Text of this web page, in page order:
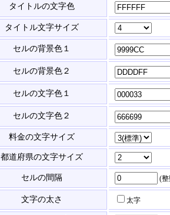
タイトルの文字色
タイトル文字サイズ
セルの背景色１
セルの背景色２
セルの文字色１
セルの文字色２
料金の文字サイズ
都道府県の文字サイズ
セルの間隔 (
文字の太さ 太字